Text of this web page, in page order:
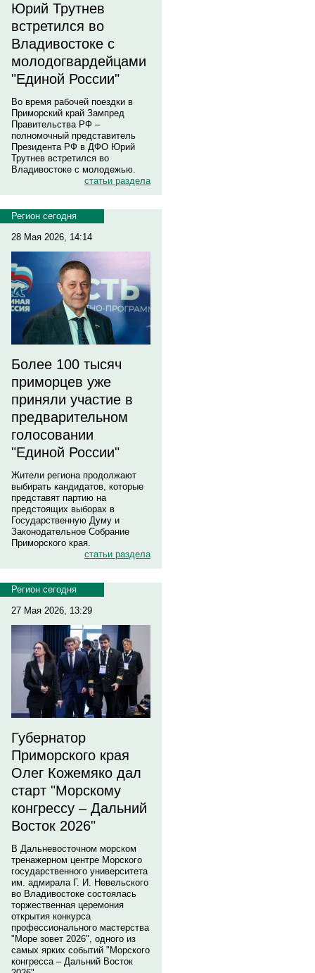
Юрий Трутнев
встретился во
Владивостоке с
молодогвардейцами
"Единой России"
Во время рабочей поездки в
Приморский край Зампред
Правительства РФ –
полномочный представитель
Президента РФ в ДФО Юрий
Трутнев встретился во
Владивостоке с молодежью.
статьи раздела
Регион сегодня
28 Мая 2026, 14:14
Более 100 тысяч
приморцев уже
приняли участие в
предварительном
голосовании
"Единой России"
Жители региона продолжают
выбирать кандидатов, которые
представят партию на
предстоящих выборах в
Государственную Думу и
Законодательное Собрание
Приморского края.
статьи раздела
Регион сегодня
27 Мая 2026, 13:29
Губернатор
Приморского края
Олег Кожемяко дал
старт "Морскому
конгрессу – Дальний
Восток 2026"
В Дальневосточном морском
тренажерном центре Морского
государственного университета
им. адмирала Г. И. Невельского
во Владивостоке состоялась
торжественная церемония
открытия конкурса
профессионального мастерства
"Море зовет 2026", одного из
самых ярких событий "Морского
конгресса – Дальний Восток